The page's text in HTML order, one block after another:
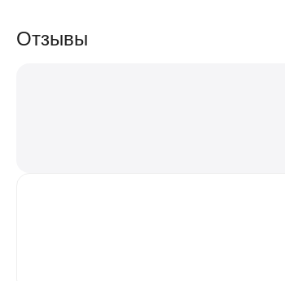
Отзывы